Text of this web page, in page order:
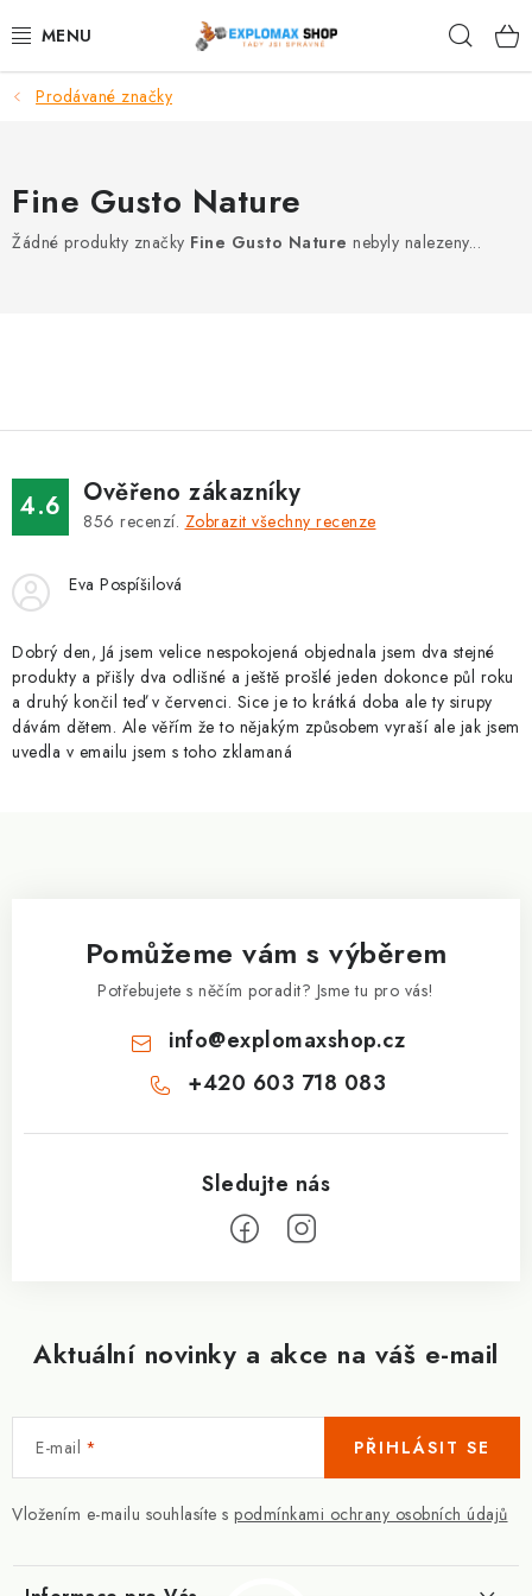
na
%AKCE
ZNAČKY
Kontakty Slovník pojmů
Podmínky ochrany osobních údajů
Doprava a platba
Slevový systém
Vše o nákupu
Prodávané značky
Fine Gusto Nature
Žádné produkty značky Fine Gusto Nature nebyly nalezeny...
4.6 Ověřeno zákazníky
856 recenzí. Zobrazit všechny recenze
Eva Pospíšilová
Dobrý den, Já jsem velice nespokojená objednala jsem dva stejné
produkty a přišly dva odlišné a ještě prošlé jeden dokonce půl roku
a druhý končil teď v červenci. Sice je to krátká doba ale ty sirupy
dávám dětem. Ale věřím že to nějakým způsobem vyraší ale jak jsem
uvedla v emailu jsem s toho zklamaná
Aktuální novinky a akce na váš e-mail
E-mail
Vložením e-mailu souhlasíte s podmínkami ochrany osobních údajů
PŘIHLÁSIT SE
Pomůžeme vám s výběrem
Potřebujete s něčím poradit? Jsme tu pro vás!
info@explomaxshop.cz
+420 603 718 083